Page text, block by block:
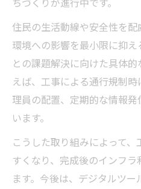
ちづくりが進行中です。
住民の生活動線や安全性を
環境への影響を最小限に抑
との課題解決に向けた具体
えば、工事による通行規制
理員の配置、定期的な情報
います。
こうした取り組みによって
すくなり、完成後のインフ
ます。今後は、デジタルツ